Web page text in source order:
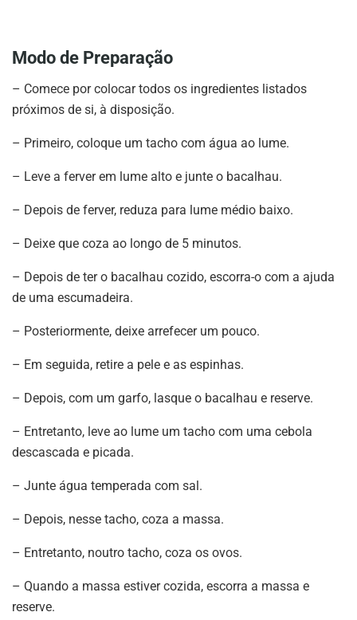
Modo de Preparação
– Comece por colocar todos os ingredientes listados
próximos de si, à disposição.
– Primeiro, coloque um tacho com água ao lume.
– Leve a ferver em lume alto e junte o bacalhau.
– Depois de ferver, reduza para lume médio baixo.
– Deixe que coza ao longo de 5 minutos.
– Depois de ter o bacalhau cozido, escorra-o com a ajuda
de uma escumadeira.
– Posteriormente, deixe arrefecer um pouco.
– Em seguida, retire a pele e as espinhas.
– Depois, com um garfo, lasque o bacalhau e reserve.
– Entretanto, leve ao lume um tacho com uma cebola
descascada e picada.
– Junte água temperada com sal.
– Depois, nesse tacho, coza a massa.
– Entretanto, noutro tacho, coza os ovos.
– Quando a massa estiver cozida, escorra a massa e
reserve.